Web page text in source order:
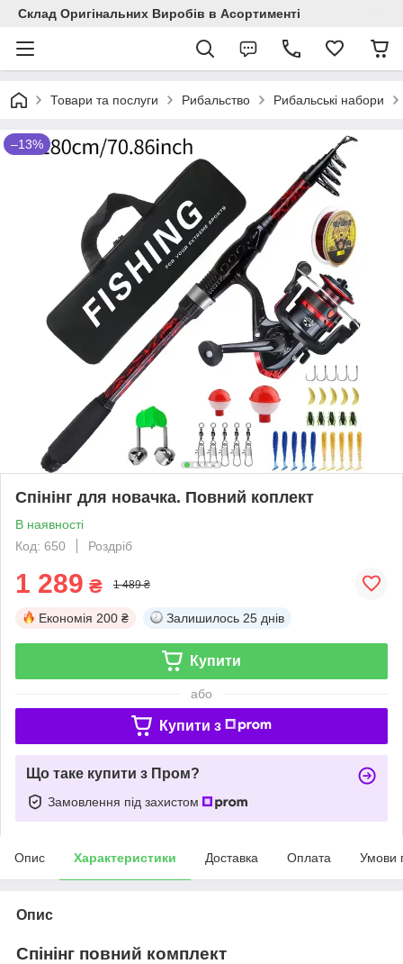
Склад Оригінальних Виробів в Асортименті
Товари та послуги Рибальство Рибальські набори
–13%
Спінінг для новачка. Повний коплект
В наявності
Код: 650
Роздріб
1 289 ₴ 1 489 ₴
Економія 200 ₴ Залишилось 25 днів
Купити
або
Купити з
Що таке купити з Пром?
Замовлення під захистом
Опис Характеристики Доставка Оплата Умови
Опис
Спінінг повний комплект